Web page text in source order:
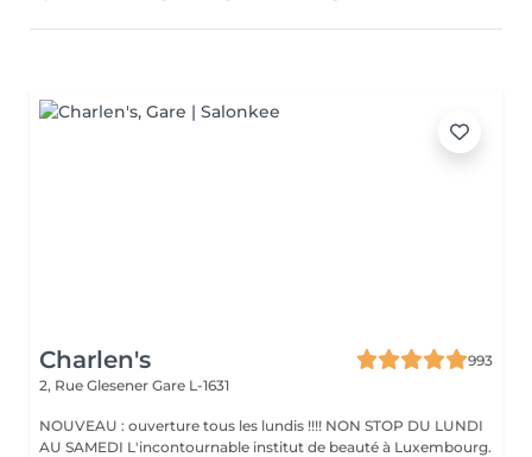
Charlen's
993
2, Rue Glesener Gare L-1631
NOUVEAU : ouverture tous les lundis !!!! NON STOP DU LUNDI
AU SAMEDI L'incontournable institut de beauté à Luxembourg.